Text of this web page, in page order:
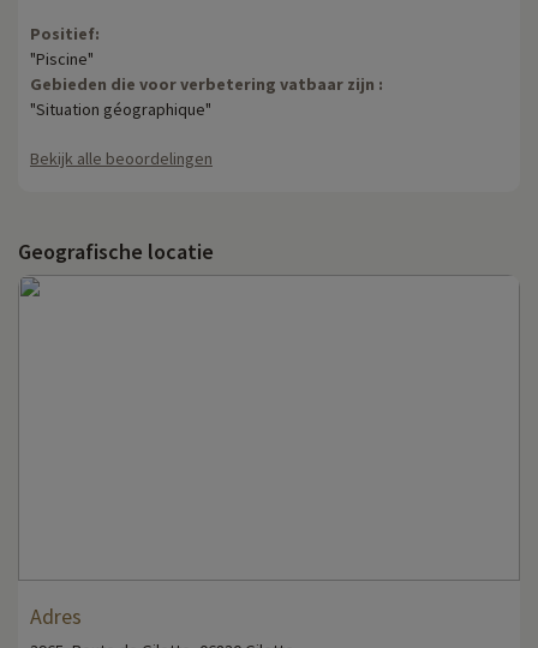
Positief:
"Piscine"
Gebieden die voor verbetering vatbaar zijn :
"Situation géographique"
Bekijk alle beoordelingen
Geografische locatie
Adres